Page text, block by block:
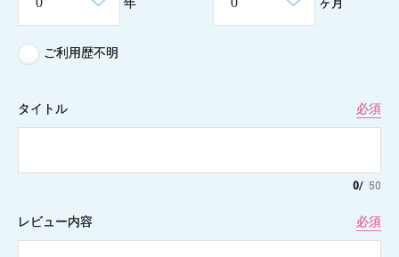
年 ヶ月
ご利用歴不明
タイトル 必須
0/ 50
レビュー内容 必須